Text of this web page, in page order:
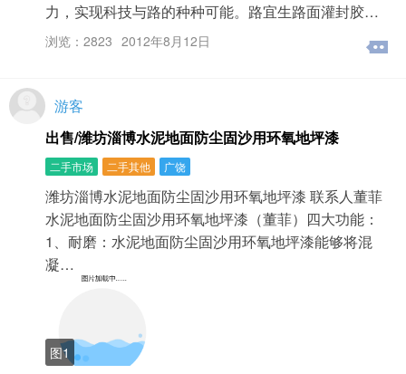
力，实现科技与路的种种可能。路宜生路面灌封胶…
浏览：2823 2012年8月12日
游客
出售/潍坊淄博水泥地面防尘固沙用环氧地坪漆
二手市场 二手其他 广饶
潍坊淄博水泥地面防尘固沙用环氧地坪漆 联系人董菲
水泥地面防尘固沙用环氧地坪漆（董菲）四大功能：
1、耐磨：水泥地面防尘固沙用环氧地坪漆能够将混
凝…
图1